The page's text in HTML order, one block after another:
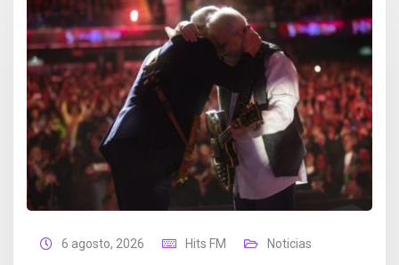
6 agosto, 2026 Hits FM Noticias